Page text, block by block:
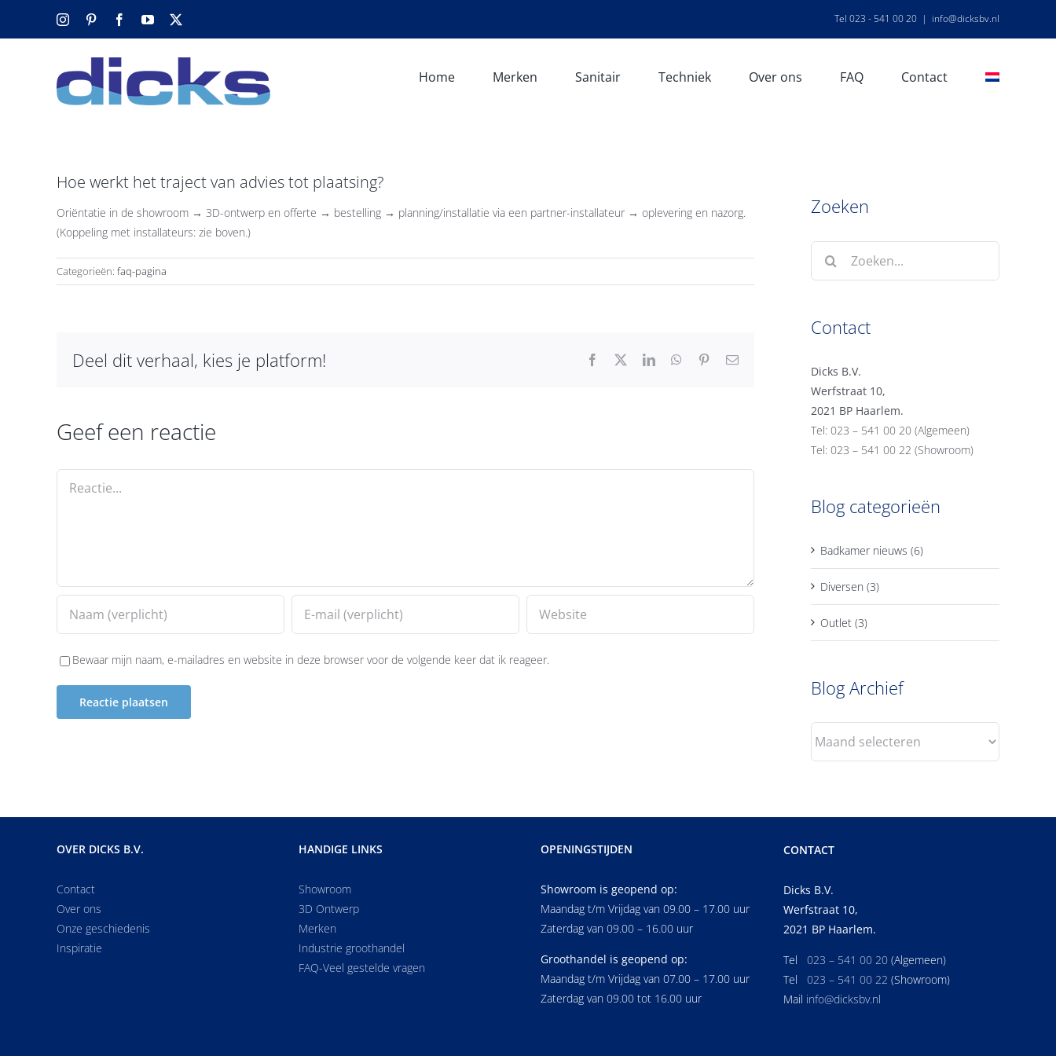
InstagramPinterestFacebookYouTube Tel 023 - 541 00 20 | info@dicksbv.nl
Home Merken Sanitair Techniek Over ons FAQ Contact
Hoe werkt het traject van advies tot plaatsing?
Oriëntatie in de showroom → 3D-ontwerp en offerte → bestelling → planning/installatie via een partner-installateur → oplevering en nazorg.
(Koppeling met installateurs: zie boven.)
Categorieën: faq-pagina
Deel dit verhaal, kies je platform! Facebook LinkedInWhatsApp
Pinterest
E-
Geef een reactie
Bewaar mijn naam, e-mailadres en website in deze browser voor de volgende keer dat ik reageer.
Zoeken
naar:
Contact
Dicks B.V.
Werfstraat 10,
2021 BP Haarlem.
Tel: 023 – 541 00 20 (Algemeen)
Tel: 023 – 541 00 22 (Showroom)
Blog categorieën
Badkamer nieuws (6)
Diversen (3)
Outlet (3)
Blog Archief
Archief
OVER DICKS B.V.
Contact
Over ons
Onze geschiedenis
Inspiratie
HANDIGE LINKS
Showroom
3D Ontwerp
Merken
Industrie groothandel
FAQ-Veel gestelde vragen
OPENINGSTIJDEN
Showroom is geopend op:
Maandag t/m Vrijdag van 09.00 – 17.00 uur
Zaterdag van 09.00 – 16.00 uur
Groothandel is geopend op:
Maandag t/m Vrijdag van 07.00 – 17.00 uur
Zaterdag van 09.00 tot 16.00 uur
CONTACT
Dicks B.V.
Werfstraat 10,
2021 BP Haarlem.
Tel 023 – 541 00 20 (Algemeen)
Tel 023 – 541 00 22 (Showroom)
Mail info@dicksbv.nl